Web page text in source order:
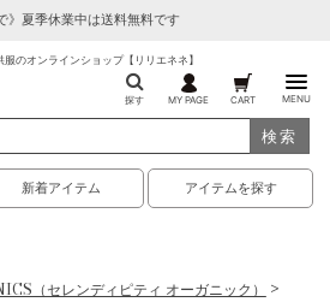
》夏季休業中は送料無料です
のオンラインショップ【リリエネネ】
探す MY PAGE CART MENU
検索
新着アイテム アイテムを探す
（セレンディピティ オーガニック） >